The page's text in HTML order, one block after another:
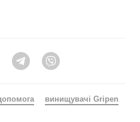
Twitter Telegram
винищувачі Gripen